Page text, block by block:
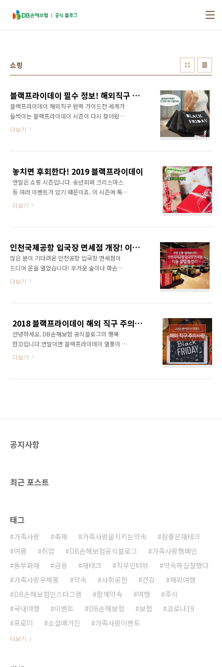
쇼핑
블랙프라이데이 필수 정보! 해외직구 주의사항과 꿀팁
블랙프라이데이 해외직구 완벽 가이드전 세계가
들썩이는 블랙프라이데이 시즌이 다시 찾아왔습
니다.온·오프라인 쇼핑몰마다 대규모 할인 이벤
리스크도 있어, 미리 준비해야 할 부분들도 많습
니다. 이번 글에서는 블랙프라이데이를 준비하
는 분들을 위해, 해외직구를 더 안전하고 똑똑하
게 즐길 수 있는 핵심 정보와 체크 포인트를 정리
유래‘블랙프라이데이’는 미국의 추수감사절 다
로, 연말 쇼핑 시즌의 시작을 알리는 상징적인 날
입니다.처음에는 미국 내 오프..
더보기
놓치면 후회한다! 2019 블랙프라이데이
연말은 쇼핑 시즌입니다. 송년회와 크리스마스
등 여러 이벤트가 있기 때문이죠. 이 시즌에 톡톡
히 그 역할을 하는 것이 바로 ‘블랙프라이데이’입
사 중 가장 큰 할인 행사입니다. 매해 추수감사절
다음날인 11월 넷째 주 금요일에 열리고 있는데
요. 파격적인 할인 행사로 매출 전표에 매출 기록
이 까만 잉크로 빼곡하게 채워진다는 것에서 유
시간 기준 11월 28일 오후 2시~29일 오후 5시
프라이데이 추세를 알아보자 2018년 블랙프라
이데이 ..
더보기
인천국제공항 입국장 면세점 개장! 이용 꿀팁 총정리
많은 분이 기다려온 인천공항 입국장 면세점이
드디어 문을 열었습니다! 무거운 술이나 파손되
기 쉬운 화장품 등도 출국 전 구매해야만 했던 것
물품들과 면세점 이용 전 꼭 알아 두어야 할 사항
들을 정리해 봤습니다! 입국장 면세점, 위치는 어
디? 입국장 면세점은 2003년 이후 6차례나 관
련 법안이 발의됐지만, 세관 및 검역의 통제기능
곡절 끝에 마침내 지난해 12월 관세법 개정과 올
더보기
2018 블랙프라이데이 해외 직구 주의사항
안녕하세요. DB손해보험 공식블로그의 행복
한:D입니다.연말이면 블랙프라이데이 열풍이 돌
면서 쇼핑을 하고 싶은 욕구가 마구 샘솟는데요.
&개인통관 고유번호 확인하기 2018 블랙프라
니다. 보통 마스터, 아멕스,..
더보기
공지사항
최근 포스트
태그
가족사랑 축제 가족사랑을지키는약속
참좋은재테크
여름
취업 DB손해보험공식블로그
가족사랑캠페인
동부화재
금융 재테크 직무인터뷰
약속하길잘했다
가족사랑우체통
약속 사회공헌 건강
해외여행
DB손해보험인스타그램
함께약속 여행
주식
국내여행
이벤트 DB손해보험 보험
코로나19
프로미
소셜매거진 가족사랑이벤트
더보기